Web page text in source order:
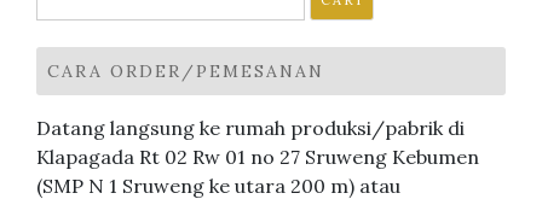
untuk:
CARA ORDER/PEMESANAN
Datang langsung ke rumah produksi/pabrik di
Klapagada Rt 02 Rw 01 no 27 Sruweng Kebumen
(SMP N 1 Sruweng ke utara 200 m) atau